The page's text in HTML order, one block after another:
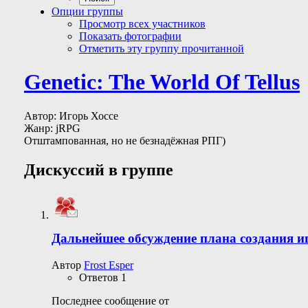
Опции группы
Просмотр всех участников
Показать фотографии
Отметить эту группу прочитанной
Genetic: The World Of Tellus
Автор: Игорь Хоссе
Жанр: jRPG
Отштампованная, но не безнадёжная РПГ)
Дискуссий в группе
Дальнейшее обсуждение плана создания
Автор Frost Esper
Ответов 1
Последнее сообщение от